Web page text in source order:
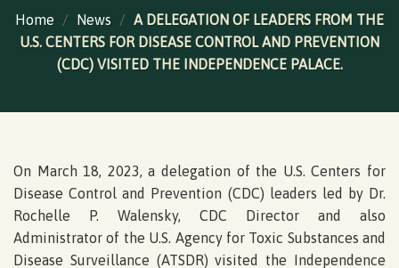
Home / News / A DELEGATION OF LEADERS FROM THE
U.S. CENTERS FOR DISEASE CONTROL AND PREVENTION
(CDC) VISITED THE INDEPENDENCE PALACE.
On March 18, 2023, a delegation of the U.S. Centers for
Disease Control and Prevention (CDC) leaders led by Dr.
Rochelle P. Walensky, CDC Director and also
Administrator of the U.S. Agency for Toxic Substances and
Disease Surveillance (ATSDR) visited the Independence